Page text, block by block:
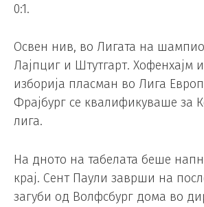
0:1.
Освен нив, во Лигата на
Лајпциг и Штутгарт. Хофенхајм
изборија пласман во Лига
Фрајбург се квалификуваше за
лига.
На дното на табелата беше
крај. Сент Паули заврши на
загуби од Волфсбург дома во